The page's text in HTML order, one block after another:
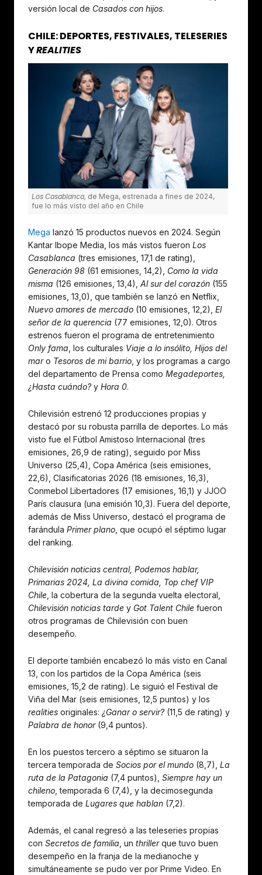
versión local de Casados con hijos.
CHILE: DEPORTES, FESTIVALES, TELESERIES
YREALITIES
Los Casablanca, de Mega, estrenada a fines de 2024,
fue lo más visto del año en Chile
Mega lanzó 15 productos nuevos en 2024. Según
Kantar Ibope Media, los más vistos fueron Los
Casablanca (tres emisiones, 17,1 de rating),
Generación 98 (61 emisiones, 14,2), Como la vida
misma (126 emisiones, 13,4), Al sur del corazón (155
emisiones, 13,0), que también se lanzó en Netflix,
Nuevo amores de mercado (10 emisiones, 12,2), El
señor de la querencia (77 emisiones, 12,0). Otros
estrenos fueron el programa de entretenimiento
Only fama , los culturales Viaje a lo insólito, Hijos del
maro Tesoros de mi barrio , y los programas a cargo
del departamento de Prensa como Megadeportes,
¿Hasta cuándo? y Hora 0.
Chilevisión estrenó 12 producciones propias y
destacó por su robusta parrilla de deportes. Lo más
visto fue el Fútbol Amistoso Internacional (tres
emisiones, 26,9 de rating), seguido por Miss
Universo (25,4), Copa América (seis emisiones,
22,6), Clasificatorias 2026 (18 emisiones, 16,3),
Conmebol Libertadores (17 emisiones, 16,1) y JJOO
París clausura (una emisión 10,3). Fuera del deporte,
además de Miss Universo, destacó el programa de
farándula Primer plano , que ocupó el séptimo lugar
del ranking.
Chilevisión noticias central, Podemos hablar,
Primarias 2024, La divina comida, Top chef VIP
Chile , la cobertura de la segunda vuelta electoral,
Chilevisión noticias tarde y Got Talent Chile fueron
otros programas de Chilevisión con buen
desempeño.
El deporte también encabezó lo más visto en Canal
13, con los partidos de la Copa América (seis
emisiones, 15,2 de rating). Le siguió el Festival de
Viña del Mar (seis emisiones, 12,5 puntos) y los
realities originales: ¿Ganar o servir? (11,5 de rating) y
Palabra de honor(9,4 puntos).
En los puestos tercero a séptimo se situaron la
tercera temporada de Socios por el mundo (8,7), La
ruta de la Patagonia (7,4 puntos), Siempre hay un
chileno , temporada 6 (7,4), y la decimosegunda
temporada de Lugares que hablan (7,2).
Además, el canal regresó a las teleseries propias
con Secretos de familia , un thrillerque tuvo buen
desempeño en la franja de la medianoche y
simultáneamente se pudo ver por Prime Video. En